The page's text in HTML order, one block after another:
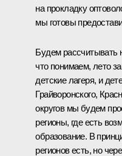
на прокладку
мы готовы
Будем рассчитывать
что понимаем, лето
детские лагеря, и
Грайворонского,
округов мы будем
регионы, где есть
образование. В
регионов есть, но